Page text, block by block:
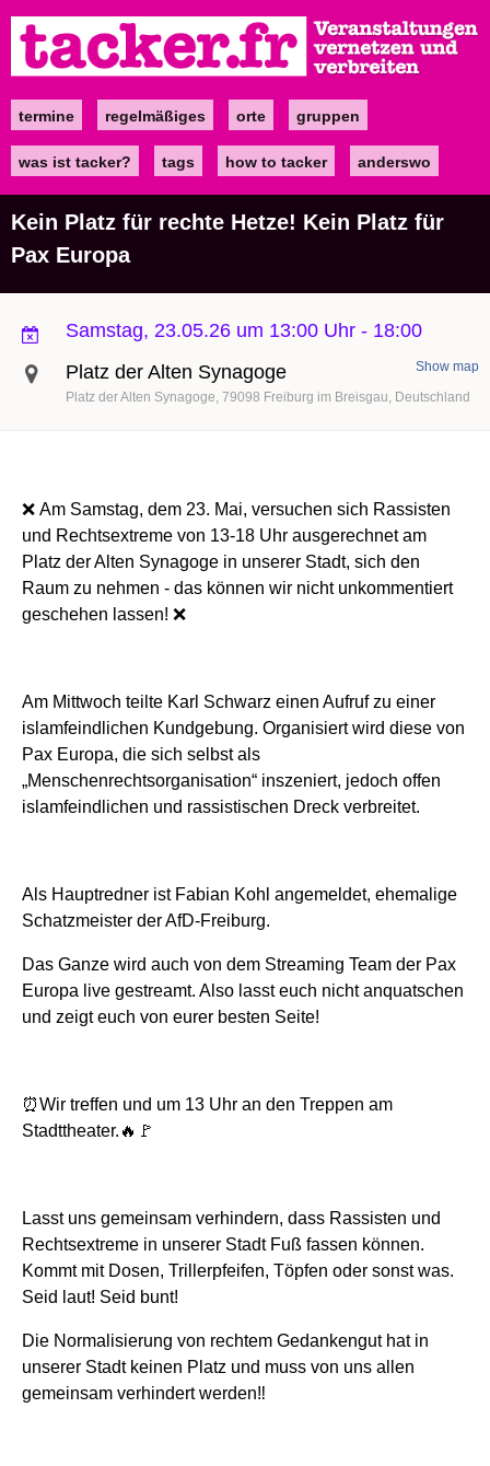
zum
Inhalt
Maintermine regelmäßiges orte gruppen
was ist tacker? tags how to tacker anderswo
Kein Platz für rechte Hetze! Kein Platz für
Pax Europa
Samstag, 23.05.26 um 13:00 Uhr - 18:00
Platz der Alten Synagoge
Platz der Alten Synagoge 79098 Freiburg im Breisgau Deutschland
Show map
❌ Am Samstag, dem 23. Mai, versuchen sich Rassisten
und Rechtsextreme von 13-18 Uhr ausgerechnet am
Platz der Alten Synagoge in unserer Stadt, sich den
Raum zu nehmen - das können wir nicht unkommentiert
geschehen lassen! ❌
Am Mittwoch teilte Karl Schwarz einen Aufruf zu einer
islamfeindlichen Kundgebung. Organisiert wird diese von
Pax Europa, die sich selbst als
„Menschenrechtsorganisation“ inszeniert, jedoch offen
islamfeindlichen und rassistischen Dreck verbreitet.
Als Hauptredner ist Fabian Kohl angemeldet, ehemalige
Schatzmeister der AfD-Freiburg.
Das Ganze wird auch von dem Streaming Team der Pax
Europa live gestreamt. Also lasst euch nicht anquatschen
und zeigt euch von eurer besten Seite!
⏰Wir treffen und um 13 Uhr an den Treppen am
Stadttheater. 🔥🚩
Lasst uns gemeinsam verhindern, dass Rassisten und
Rechtsextreme in unserer Stadt Fuß fassen können.
Kommt mit Dosen, Trillerpfeifen, Töpfen oder sonst was.
Seid laut! Seid bunt!
Die Normalisierung von rechtem Gedankengut hat in
unserer Stadt keinen Platz und muss von uns allen
gemeinsam verhindert werden‼️